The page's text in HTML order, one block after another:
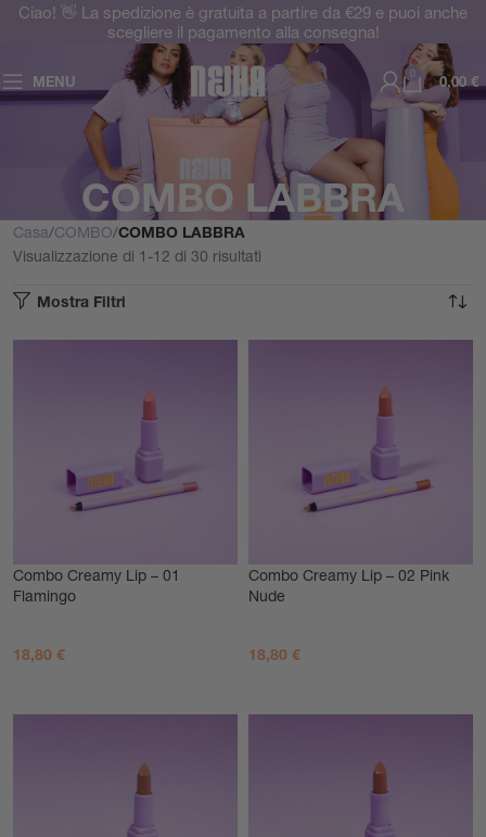
Ciao! 👋 La spedizione è gratuita a partire da €29 e puoi anche
scegliere il pagamento alla consegna!
MENU 0 0,00 €
COMBO LABBRA
Casa COMBO COMBO LABBRA
Visualizzazione di 1-12 di 30 risultati
Mostra Filtri
Combo Creamy Lip – 01
Flamingo
18,80 €
Combo Creamy Lip – 02 Pink
Nude
18,80 €